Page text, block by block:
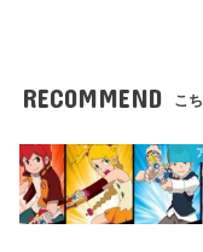
RECOMMEND こ